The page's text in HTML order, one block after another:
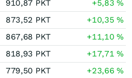
910,87 PKT +5,83%
873,52 PKT +10,35%
867,68 PKT +11,10%
818,93 PKT +17,71%
779,50 PKT +23,66%